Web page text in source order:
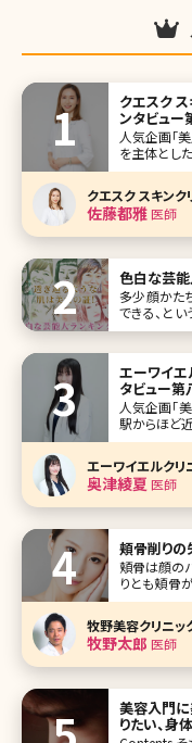
クエスク
ンタビュー
人気企画「
を主体とし
た「クエス
オシが、レチ
でドクター
クエスク スキンク
佐藤都雅医師
色白な芸能
多少顔かた
できる、と
わざがあり
切です。 今
エーワイエ
タビュー第
人気企画「
駅からほど
を務める奥津綾
広がる、こ
科手術をメ
せられ
エーワイエルクリ
奥津綾夏 医師
頬骨削り
頬骨は顔の
りとも頬骨
ランスを悪
あり、なか
いでしょうか
牧野美容クリニッ
牧野太郎 医師
美容入門に
りたい、